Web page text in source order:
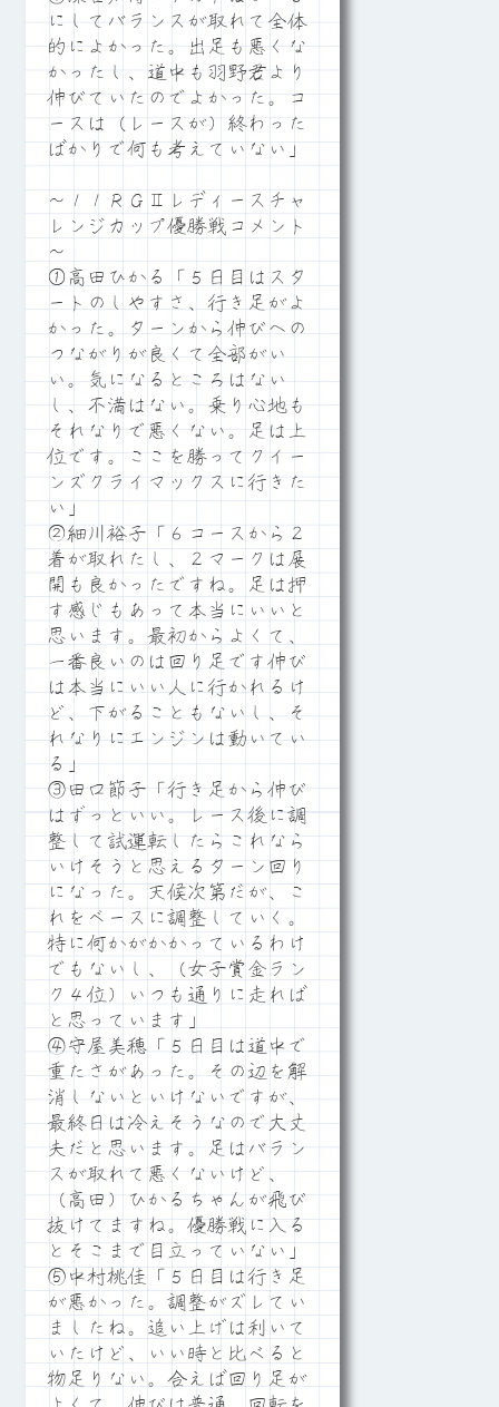
にしてバランスが取れて全体
的によかった。出足も悪くな
かったし、道中も羽野君より
伸びていたのでよかった。コ
ースは（レースが）終わった
ばかりで何も考えていない」
～１１ＲＧⅡレディースチャ
レンジカップ優勝戦コメント
～
①高田ひかる「５日目はスタ
ートのしやすさ、行き足がよ
かった。ターンから伸びへの
つながりが良くて全部がい
い。気になるところはない
し、不満はない。乗り心地も
それなりで悪くない。足は上
位です。ここを勝ってクイー
ンズクライマックスに行きた
い」
②細川裕子「６コースから２
着が取れたし、２マークは展
開も良かったですね。足は押
す感じもあって本当にいいと
思います。最初からよくて、
一番良いのは回り足です伸び
は本当にいい人に行かれるけ
ど、下がることもないし、そ
れなりにエンジンは動いてい
る」
③田口節子「行き足から伸び
はずっといい。レース後に調
整して試運転したらこれなら
いけそうと思えるターン回り
になった。天候次第だが、こ
れをベースに調整していく。
特に何かがかかっているわけ
でもないし、（女子賞金ラン
ク４位）いつも通りに走れば
と思っています」
④守屋美穂「５日目は道中で
重たさがあった。その辺を解
消しないといけないですが、
最終日は冷えそうなので大丈
夫だと思います。足はバラン
スが取れて悪くないけど、
（高田）ひかるちゃんが飛び
抜けてますね。優勝戦に入る
とそこまで目立っていない」
⑤中村桃佳「５日目は行き足
が悪かった。調整がズレてい
ましたね。追い上げは利いて
いたけど、いい時と比べると
物足りない。合えば回り足が